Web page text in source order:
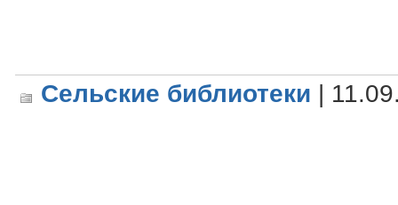
Сельские библиотеки |